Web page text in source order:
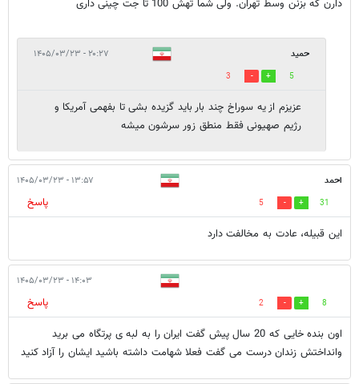
دارن که بزنن وسط تهران. ولی شما تهش 100 تا جت چینی داری
حمید ۲۰:۲۷ - ۱۴۰۵/۰۳/۲۳
5
3
عزیزم از یه سوراخ چند بار باید گزیده بشی تا بفهمی آمریکا و
رژیم صهیونی فقط منطق زور سرشون میشه
احمد ۱۳:۵۷ - ۱۴۰۵/۰۳/۲۳
31
5
پاسخ
این قبیله، عادت به مخالفت دارد
۱۴:۰۳ - ۱۴۰۵/۰۳/۲۳
8
2
پاسخ
اون بنده خایی که 20 سال پیش گفت ایران را به لبه ی پرتگاه می برید
وانداختش زندان درست می گفت فعلا شهامت داشته باشید ایشان را آزاد کنید